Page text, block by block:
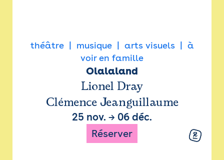
théâtre musique arts visuels
à
voir en famille
Olalaland
Lionel Dray
Clémence Jeanguillaume
25 nov. → 06 déc.
Réserver